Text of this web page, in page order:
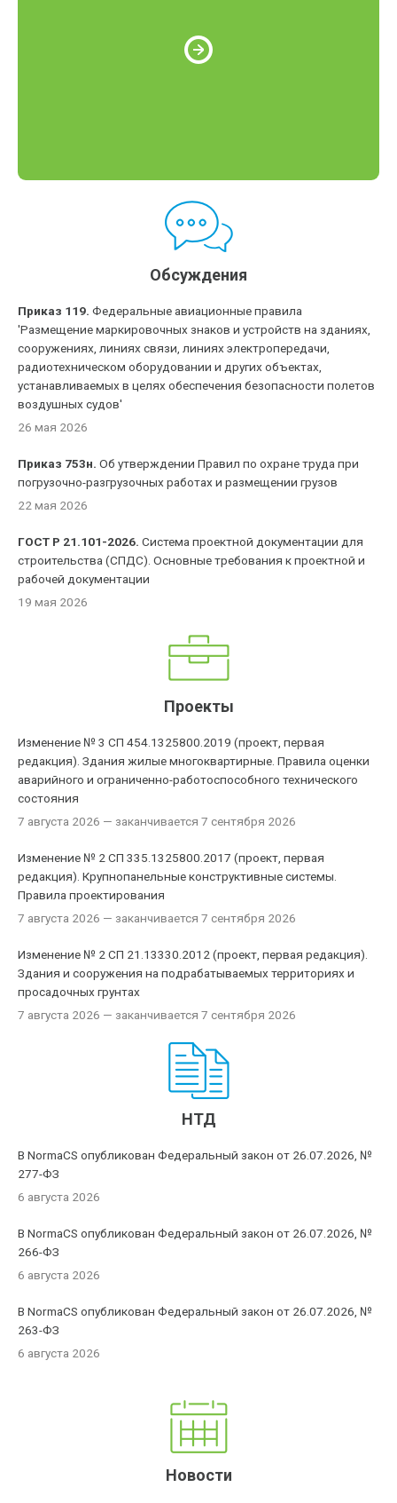
Обсуждения
Приказ 119. Федеральные авиационные правила
'Размещение маркировочных знаков и устройств на зданиях,
сооружениях, линиях связи, линиях электропередачи,
радиотехническом оборудовании и других объектах,
устанавливаемых в целях обеспечения безопасности полетов
воздушных судов'
26 мая 2026
Приказ 753н. Об утверждении Правил по охране труда при
погрузочно-разгрузочных работах и размещении грузов
22 мая 2026
ГОСТ Р 21.101-2026. Система проектной документации для
строительства (СПДС). Основные требования к проектной и
рабочей документации
19 мая 2026
Проекты
Изменение № 3 СП 454.1325800.2019 (проект, первая
редакция). Здания жилые многоквартирные. Правила оценки
аварийного и ограниченно-работоспособного технического
состояния
7 августа 2026 — заканчивается 7 сентября 2026
Изменение № 2 СП 335.1325800.2017 (проект, первая
редакция). Крупнопанельные конструктивные системы.
Правила проектирования
7 августа 2026 — заканчивается 7 сентября 2026
Изменение № 2 СП 21.13330.2012 (проект, первая редакция).
Здания и сооружения на подрабатываемых территориях и
просадочных грунтах
7 августа 2026 — заканчивается 7 сентября 2026
НТД
В NormaCS опубликован Федеральный закон от 26.07.2026, №
277-ФЗ
6 августа 2026
В NormaCS опубликован Федеральный закон от 26.07.2026, №
266-ФЗ
6 августа 2026
В NormaCS опубликован Федеральный закон от 26.07.2026, №
263-ФЗ
6 августа 2026
Новости